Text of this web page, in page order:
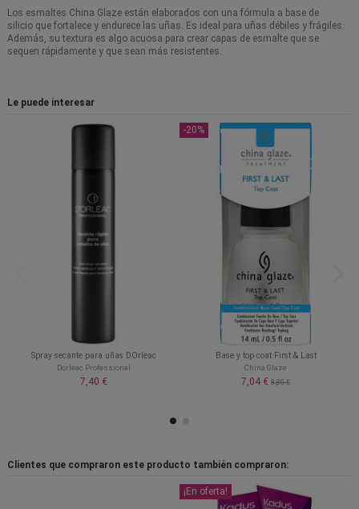
Los esmaltes China Glaze están elaborados con una fórmula a base de
silicio que fortalece y endurece las uñas. Es ideal para uñas débiles y frágiles.
Además, su textura es algo acuosa para crear capas de esmalte que se
sequen rápidamente y que sean más resistentes.
Le puede interesar
Spray secante para uñas DOrleac
Dorleac Professional
7,40 €
-20%
Base y top coat First & Last
China Glaze
7,04 € 8,80 €
Clientes que compraron este producto también compraron:
¡En oferta!